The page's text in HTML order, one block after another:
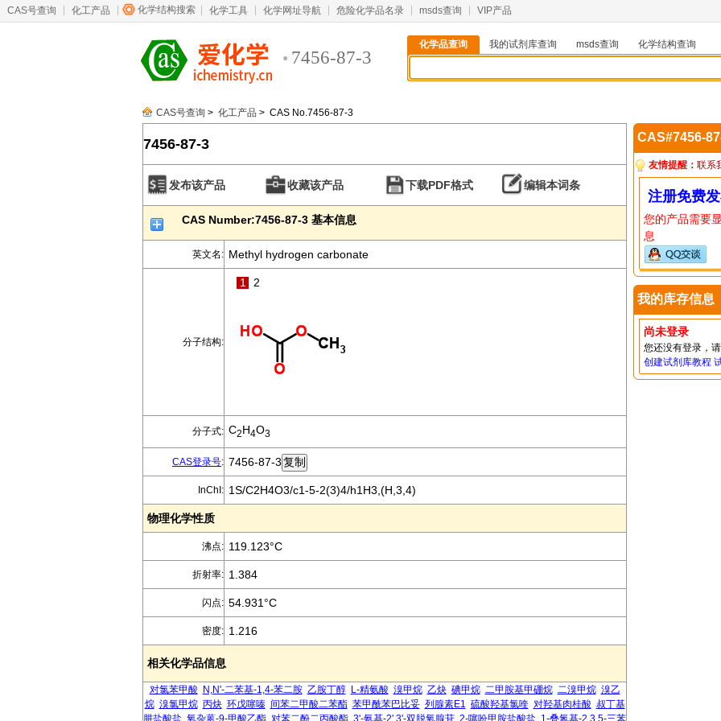
CAS号查询 化工产品 化学结构搜索 化学工具 化学网址导航 危险化学品名录 msds查询 VIP产品
7456-87-3
化学品查询 我的试剂库查询 msds查询
化学结构查询
CAS号查询 > 化工产品 > CAS No.7456-87-3
7456-87-3
发布该产品 收藏该产品 下载PDF格式 编辑本词条
CAS Number:7456-87-3 基本信息
英文名: Methyl hydrogen carbonate
分子结构:
1 2
分子式: C2H4O3
CAS登录号: 7456-87-3
InChI: 1S/C2H4O3/c1-5-2(3)4/h1H3,(H,3,4)
物理化学性质
沸点: 119.123°C
折射率: 1.384
闪点: 54.931°C
密度: 1.216
相关化学品信息
对氯苯甲酸 N,N'-二苯基-1,4-苯二胺 乙胺丁醇 L-精氨酸 溴甲烷 乙炔 碘甲烷 二甲胺基甲硼烷 二溴甲烷 溴乙
烷 溴氯甲烷 丙炔 环戊噻嗪 间苯二甲酸二苯酯 苯甲酰苯巴比妥 列腺素E1 硫酸羟基氯喹 对羟基肉桂酸 叔丁基
肼盐酸盐 氧杂蒽-9-甲酸乙酯 对苯二酚二丙酸酯 3'-氨基-2',3'-双脱氧腺苷 2-噻吩甲胺盐酸盐 1-叠氮基-2,3,5-三苯
CAS#7456-
友情提醒： 联系
注册免费
您的产品需要
息
我的库存信息
尚未登录
您还没有登录，
创建试剂库教程